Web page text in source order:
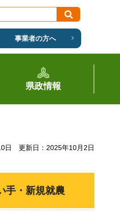
事業者の方へ
県政情報
日 更新日：2025年10月2日
手・新規就農